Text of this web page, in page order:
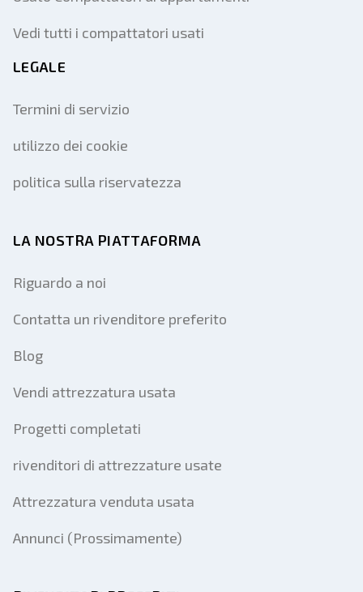
Vedi tutti i compattatori usati
LEGALE
Termini di servizio
utilizzo dei cookie
politica sulla riservatezza
LA NOSTRA PIATTAFORMA
Riguardo a noi
Contatta un rivenditore preferito
Blog
Vendi attrezzatura usata
Progetti completati
rivenditori di attrezzature usate
Attrezzatura venduta usata
Annunci (Prossimamente)